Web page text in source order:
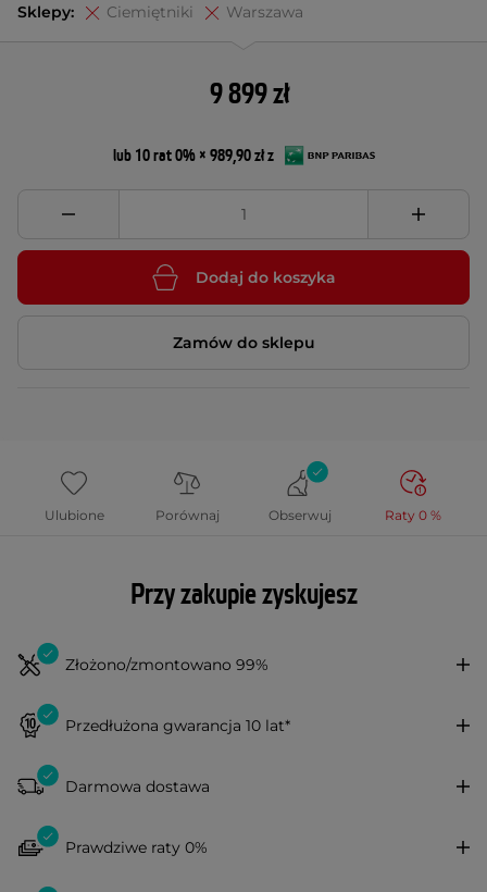
Sklepy: Ciemiętniki Warszawa
9 899 zł
lub 10 rat 0% × 989,90 zł z
Dodaj do koszyka
Zamów do sklepu
Ulubione Porównaj Obserwuj Raty 0 %
Przy zakupie zyskujesz
Złożono/zmontowano 99%
Przedłużona gwarancja 10 lat*
Darmowa dostawa
Prawdziwe raty 0%